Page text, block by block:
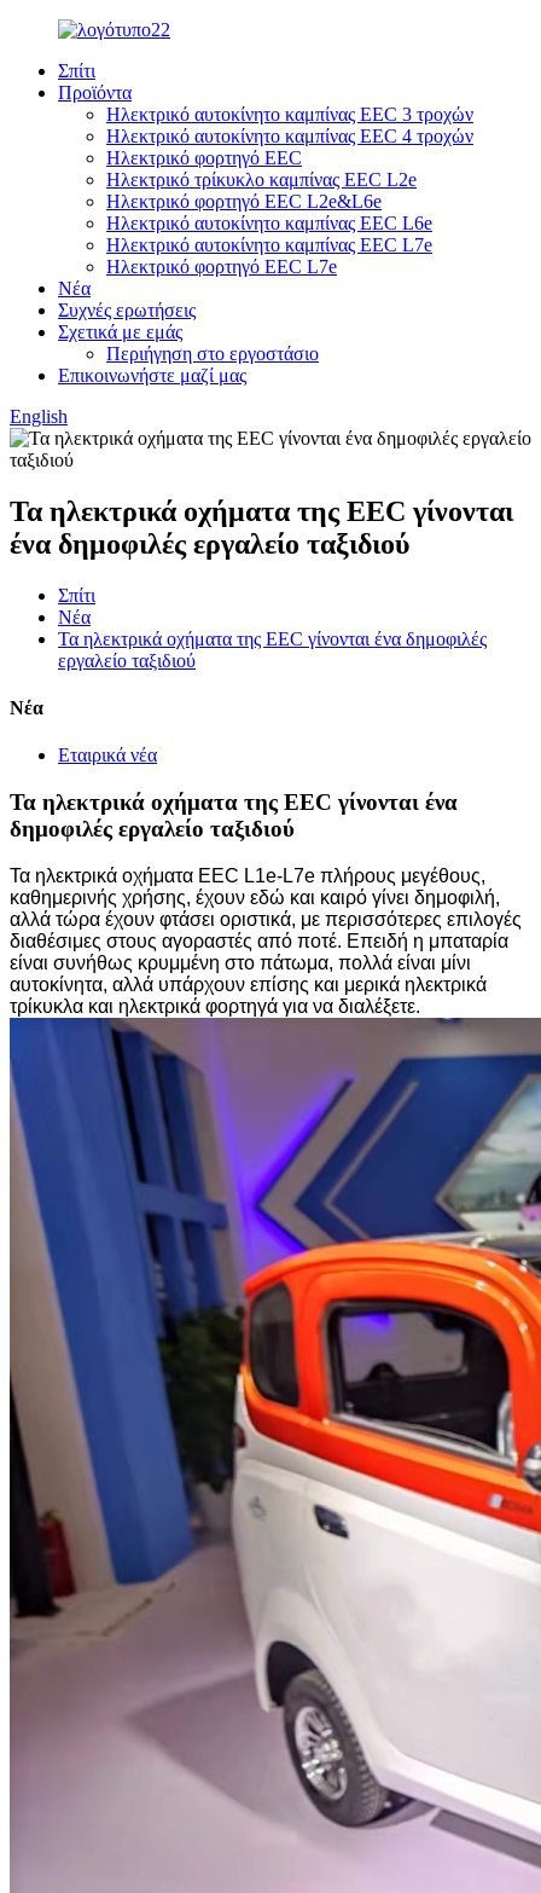
Σπίτι
Προϊόντα
Ηλεκτρικό αυτοκίνητο καμπίνας EEC 3 τροχών
Ηλεκτρικό αυτοκίνητο καμπίνας EEC 4 τροχών
Ηλεκτρικό φορτηγό EEC
Ηλεκτρικό τρίκυκλο καμπίνας EEC L2e
Ηλεκτρικό φορτηγό EEC L2e&L6e
Ηλεκτρικό αυτοκίνητο καμπίνας EEC L6e
Ηλεκτρικό αυτοκίνητο καμπίνας EEC L7e
Ηλεκτρικό φορτηγό EEC L7e
Νέα
Συχνές ερωτήσεις
Σχετικά με εμάς
Περιήγηση στο εργοστάσιο
Επικοινωνήστε μαζί μας
English
Τα ηλεκτρικά οχήματα της EEC γίνονται
ένα δημοφιλές εργαλείο ταξιδιού
Σπίτι
Νέα
Τα ηλεκτρικά οχήματα της EEC γίνονται ένα δημοφιλές
εργαλείο ταξιδιού
Νέα
Εταιρικά νέα
Τα ηλεκτρικά οχήματα της EEC γίνονται ένα
δημοφιλές εργαλείο ταξιδιού
Τα ηλεκτρικά οχήματα EEC L1e-L7e πλήρους μεγέθους,
καθημερινής χρήσης, έχουν εδώ και καιρό γίνει δημοφιλή,
αλλά τώρα έχουν φτάσει οριστικά, με περισσότερες επιλογές
διαθέσιμες στους αγοραστές από ποτέ. Επειδή η μπαταρία
είναι συνήθως κρυμμένη στο πάτωμα, πολλά είναι μίνι
αυτοκίνητα, αλλά υπάρχουν επίσης και μερικά ηλεκτρικά
τρίκυκλα και ηλεκτρικά φορτηγά για να διαλέξετε.